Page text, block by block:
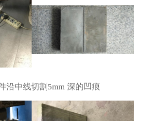
沿中线切割 5mm 深的凹痕